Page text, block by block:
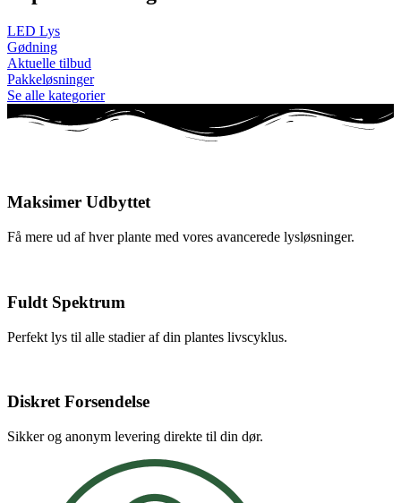
LED Lys
Gødning
Aktuelle tilbud
Pakkeløsninger
Se alle kategorier
Maksimer Udbyttet
Få mere ud af hver plante med vores avancerede lysløsninger.
Fuldt Spektrum
Perfekt lys til alle stadier af din plantes livscyklus.
Diskret Forsendelse
Sikker og anonym levering direkte til din dør.